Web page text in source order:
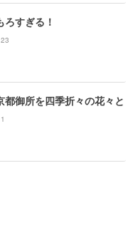
すぎる！
23
御所を四季折々の花々と
1